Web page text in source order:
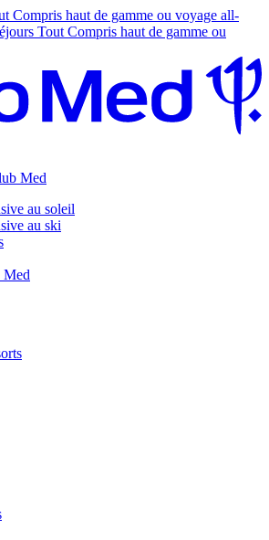
Compris haut de gamme ou voyage all-
Tout Compris haut de gamme ou
Med
au soleil
au ski
Med